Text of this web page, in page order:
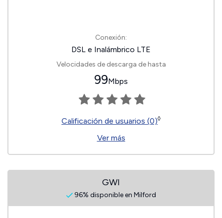
Conexión:
DSL e Inalámbrico LTE
Velocidades de descarga de hasta
99Mbps
Calificación de usuarios (0)◊
Ver más
GWI
96% disponible en Milford